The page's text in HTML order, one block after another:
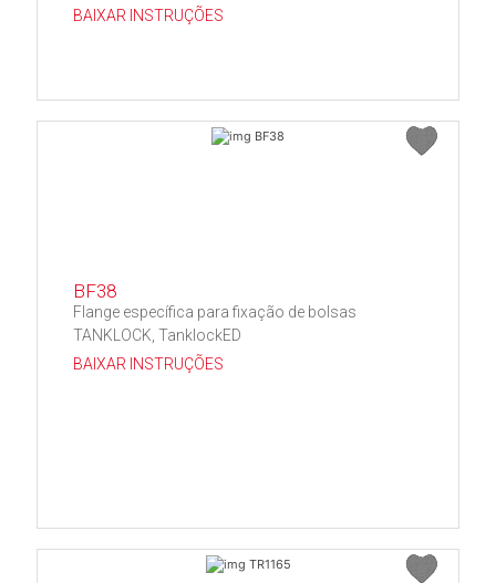
BAIXAR INSTRUÇÕES
BF38
Flange específica para fixação de bolsas
TANKLOCK, TanklockED
BAIXAR INSTRUÇÕES